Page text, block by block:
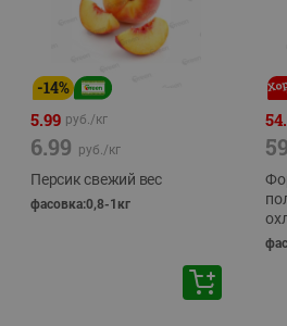
-14%
5.99 руб./кг
6.99 руб./кг
Персик свежий вес
фасовка:0,8-1кг